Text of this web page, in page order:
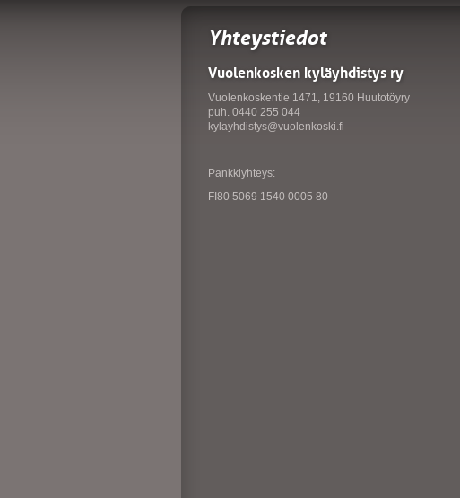
Yhteystiedot
Vuolenkosken kyläyhdistys ry
Vuolenkoskentie 1471, 19160 Huutotöyry
puh. 0440 255 044
kylayhdistys@vuolenkoski.fi
Pankkiyhteys:
FI80 5069 1540 0005 80